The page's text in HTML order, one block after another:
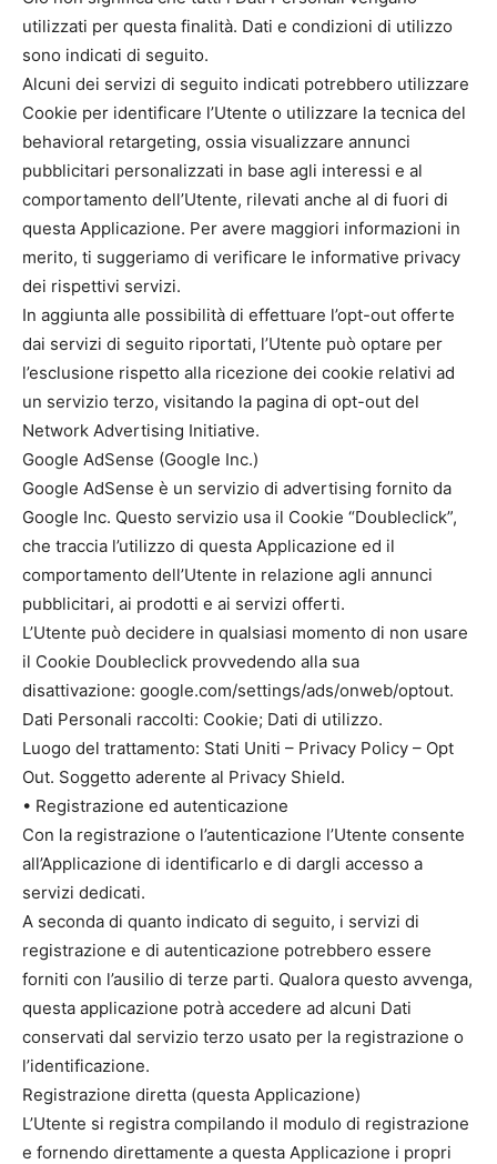
utilizzati per questa finalità. Dati e condizioni di utilizzo
sono indicati di seguito.
Alcuni dei servizi di seguito indicati potrebbero utilizzare
Cookie per identificare l’Utente o utilizzare la tecnica del
behavioral retargeting, ossia visualizzare annunci
pubblicitari personalizzati in base agli interessi e al
comportamento dell’Utente, rilevati anche al di fuori di
questa Applicazione. Per avere maggiori informazioni in
merito, ti suggeriamo di verificare le informative privacy
dei rispettivi servizi.
In aggiunta alle possibilità di effettuare l’opt-out offerte
dai servizi di seguito riportati, l’Utente può optare per
l’esclusione rispetto alla ricezione dei cookie relativi ad
un servizio terzo, visitando la pagina di opt-out del
Network Advertising Initiative.
Google AdSense (Google Inc.)
Google AdSense è un servizio di advertising fornito da
Google Inc. Questo servizio usa il Cookie “Doubleclick”,
che traccia l’utilizzo di questa Applicazione ed il
comportamento dell’Utente in relazione agli annunci
pubblicitari, ai prodotti e ai servizi offerti.
L’Utente può decidere in qualsiasi momento di non usare
il Cookie Doubleclick provvedendo alla sua
disattivazione: google.com/settings/ads/onweb/optout.
Dati Personali raccolti: Cookie; Dati di utilizzo.
Luogo del trattamento: Stati Uniti – Privacy Policy – Opt
Out. Soggetto aderente al Privacy Shield.
• Registrazione ed autenticazione
Con la registrazione o l’autenticazione l’Utente consente
all’Applicazione di identificarlo e di dargli accesso a
servizi dedicati.
A seconda di quanto indicato di seguito, i servizi di
registrazione e di autenticazione potrebbero essere
forniti con l’ausilio di terze parti. Qualora questo avvenga,
questa applicazione potrà accedere ad alcuni Dati
conservati dal servizio terzo usato per la registrazione o
l’identificazione.
Registrazione diretta (questa Applicazione)
L’Utente si registra compilando il modulo di registrazione
e fornendo direttamente a questa Applicazione i propri